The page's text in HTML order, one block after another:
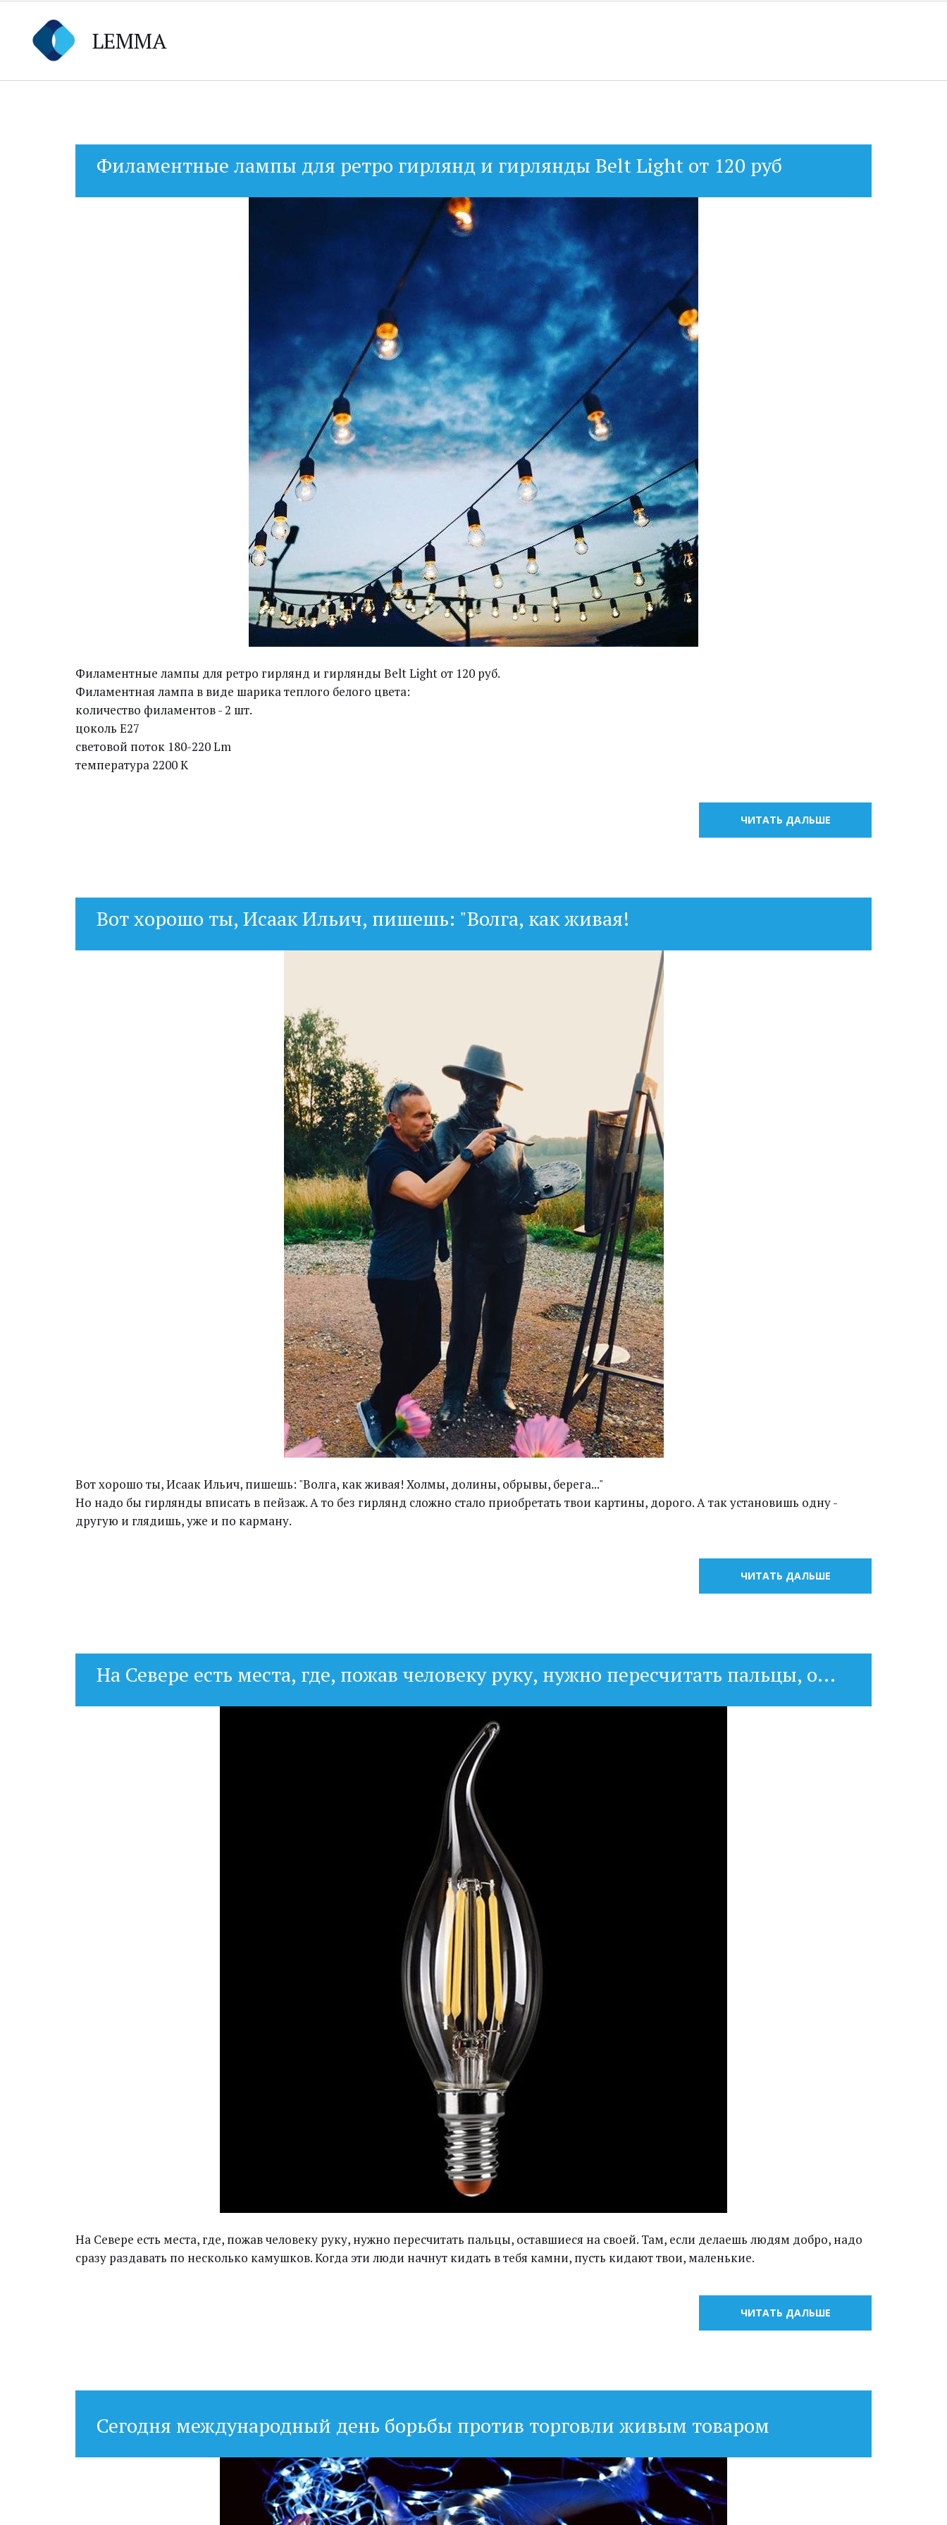
LEMMA
Филаментные лампы для ретро гирлянд и гирлянды Belt Light от 120 руб
Филаментные лампы для ретро гирлянд и гирлянды Belt Light от 120 руб.
Филаментная лампа в виде шарика теплого белого цвета:
количество филаментов - 2 шт.
цоколь Е27
световой поток 180-220 Lm
температура 2200 К
ЧИТАТЬ ДАЛЬШЕ
Вот хорошо ты, Исаак Ильич, пишешь: "Волга, как живая!
Вот хорошо ты, Исаак Ильич, пишешь: "Волга, как живая! Холмы, долины, обрывы, берега..."
Но надо бы гирлянды вписать в пейзаж. А то без гирлянд сложно стало приобретать твои картины, дорого. А так установишь одну -
другую и глядишь, уже и по карману.
ЧИТАТЬ ДАЛЬШЕ
На Севере есть места, где, пожав человеку руку, нужно пересчитать пальцы, о...
На Севере есть места, где, пожав человеку руку, нужно пересчитать пальцы, оставшиеся на своей. Там, если делаешь людям добро, надо
сразу раздавать по несколько камушков. Когда эти люди начнут кидать в тебя камни, пусть кидают твои, маленькие.
ЧИТАТЬ ДАЛЬШЕ
Сегодня международный день борьбы против торговли живым товаром